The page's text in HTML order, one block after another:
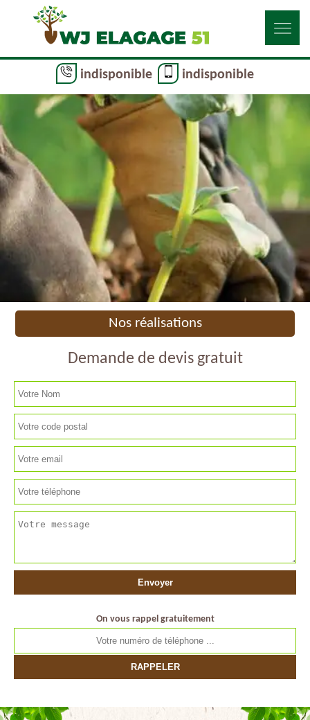
indisponible indisponible
Nos réalisations
Demande de devis gratuit
On vous rappel gratuitement